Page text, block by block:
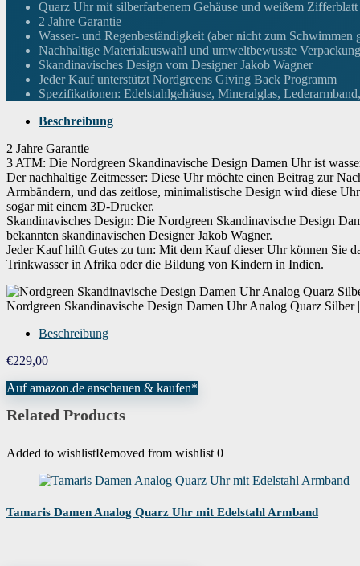
Armbandmaterial Leder
Breite des Armbands 16 Millimeter
Zifferblattfarbe Weiß
Ausstattung Wasserdicht
Gewicht 50 Gramm
Uhrwerk
Garantie
Quarz Uhr mit silberfarbenem Gehäuse und weißem Zifferblatt
2 Jahre Garantie
Wasser- und Regenbeständigkeit (aber nicht zum Schwimmen
Nachhaltige Materialauswahl und umweltbewusste Verpackung
Skandinavisches Design vom Designer Jakob Wagner
Jeder Kauf unterstützt Nordgreens Giving Back Programm
Spezifikationen: Edelstahlgehäuse, Mineralglas,
Beschreibung
2 Jahre Garantie
3 ATM: Die Nordgreen Skandinavische Design Damen Uhr ist
Der nachhaltige Zeitmesser: Diese Uhr möchte einen Beitrag zur
Armbändern, und das zeitlose, minimalistische Design wird diese
sogar mit einem 3D-Drucker.
Skandinavisches Design: Die Nordgreen Skandinavische Design
bekannten skandinavischen Designer Jakob Wagner.
Jeder Kauf hilft Gutes zu tun: Mit dem Kauf dieser Uhr können Sie
Trinkwasser in Afrika oder die Bildung von Kindern in Indien.
Nordgreen Skandinavische Design Damen Uhr Analog Quarz
Beschreibung
€229,00
Auf amazon.de anschauen & kaufen*
Related Products
Added to wishlistRemoved from wishlist 0
Tamaris Damen Analog Quarz Uhr mit Edelstahl Armband